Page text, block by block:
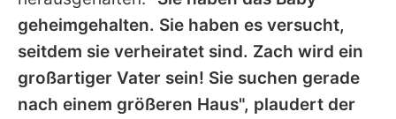
geheimgehalten. Sie haben es versucht,
seitdem sie verheiratet sind. Zach wird ein
großartiger Vater sein! Sie suchen gerade
nach einem größeren Haus", plaudert der